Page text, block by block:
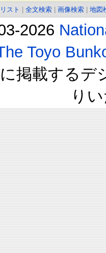
スト 全文検索 画像検索 地図
2026
Toyo
掲載するデ
り